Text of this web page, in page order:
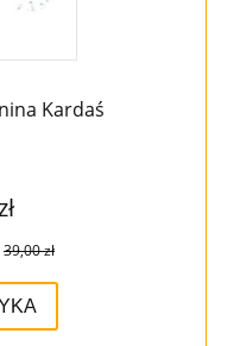
Kardaś
39,00 zł